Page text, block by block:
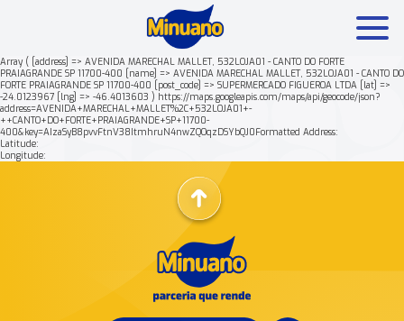
Array ( [address] => AVENIDA MARECHAL MALLET, 532LOJA01 - CANTO DO FORTE
PRAIAGRANDE SP 11700-400 [name] => AVENIDA MARECHAL MALLET, 532LOJA01 - CANTO DO
FORTE PRAIAGRANDE SP 11700-400 [post_code] => SUPERMERCADO FIGUEROA LTDA [lat] =>
-24.0123967 [lng] => -46.4013603 ) https://maps.googleapis.com/maps/api/geocode/json?
address=AVENIDA+MARECHAL+MALLET%2C+532LOJA01+-
++CANTO+DO+FORTE+PRAIAGRANDE+SP+11700-
400&key=AIzaSyB8pvvFtnV38ItmhruN4nwZQOqzDSYbQJ0Formatted Address:
Latitude:
Longitude:
Mais buscados: Produtos Minuano Rende +
Nossa história